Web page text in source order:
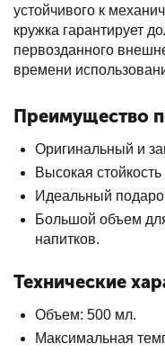
устойчивого к
кружка гарантирует
первозданного
времени
Преимущество
Оригинальный и
Высокая
Идеальный
Большой объем
напитков.
Технические
Объем: 500 мл.
Максимальная